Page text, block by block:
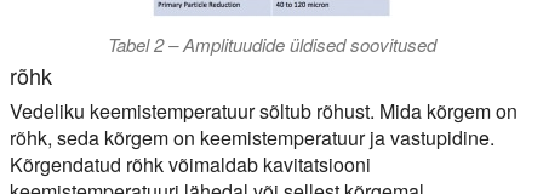
Tabel 2 – Amplituudide üldised soovitused
rõhk
Vedeliku keemistemperatuur sõltub rõhust. Mida kõrgem on
rõhk, seda kõrgem on keemistemperatuur ja vastupidine.
Kõrgendatud rõhk võimaldab kavitatsiooni